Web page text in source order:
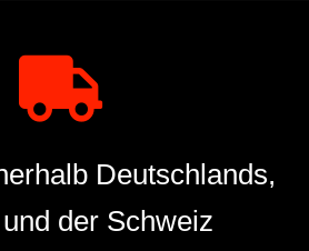
Deutschlands,
der Schweiz